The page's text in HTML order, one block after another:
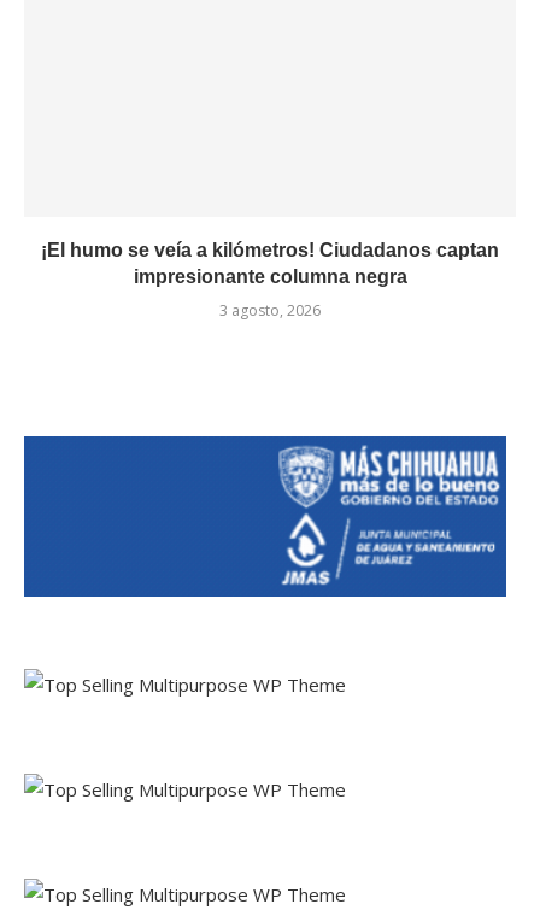
¡El humo se veía a kilómetros! Ciudadanos captan
impresionante columna negra
3 agosto, 2026